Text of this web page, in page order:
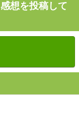
想を投稿して